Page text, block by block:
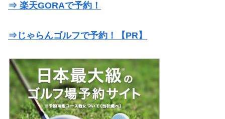
⇒ 楽天GORAで予約！
⇒じゃらんゴルフで予約！【PR】